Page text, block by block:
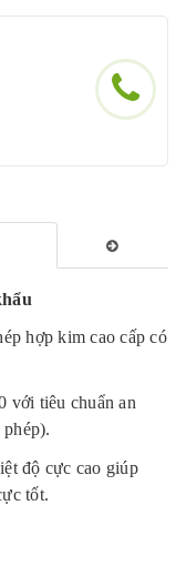
hợp kim cao cấp có
với tiêu chuẩn an
độ cực cao giúp
tốt.
có thể làm
không bị ăn mòn.